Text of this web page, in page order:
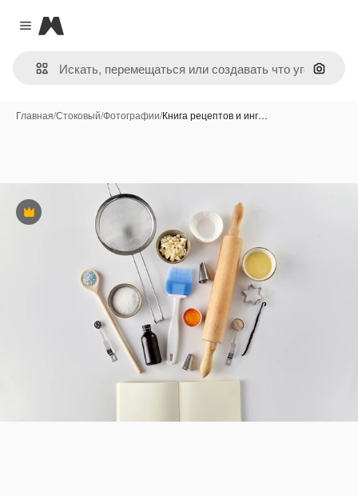
Close menu
Magnific
Поиск
Главная/Стоковый/Фотографии/Книга рецептов и инг…
Премиум